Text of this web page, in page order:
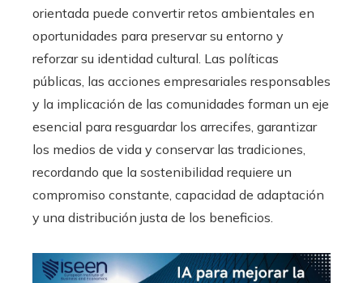
orientada puede convertir retos ambientales en
oportunidades para preservar su entorno y
reforzar su identidad cultural. Las políticas
públicas, las acciones empresariales responsables
y la implicación de las comunidades forman un eje
esencial para resguardar los arrecifes, garantizar
los medios de vida y conservar las tradiciones,
recordando que la sostenibilidad requiere un
compromiso constante, capacidad de adaptación
y una distribución justa de los beneficios.